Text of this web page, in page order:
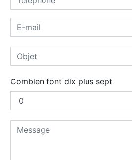
Combien font dix plus sept